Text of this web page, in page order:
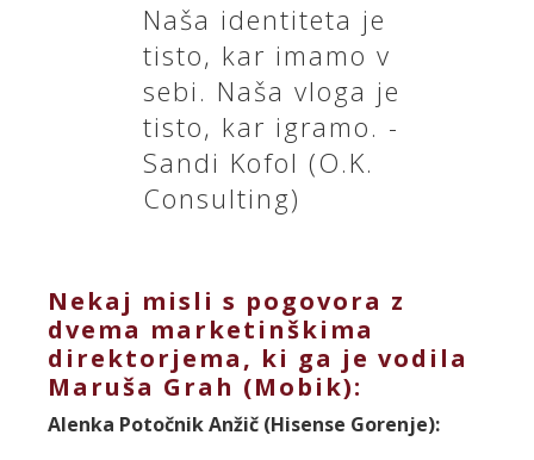
Naša identiteta je
tisto, kar imamo v
sebi. Naša vloga je
tisto, kar igramo. -
Sandi Kofol (O.K.
Consulting)
Nekaj misli s pogovora z
dvema marketinškima
direktorjema, ki ga je vodila
Maruša Grah (Mobik):
Alenka Potočnik Anžič (Hisense Gorenje):